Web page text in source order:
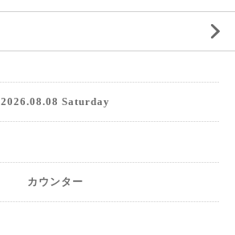
2026.08.08 Saturday
カウンター